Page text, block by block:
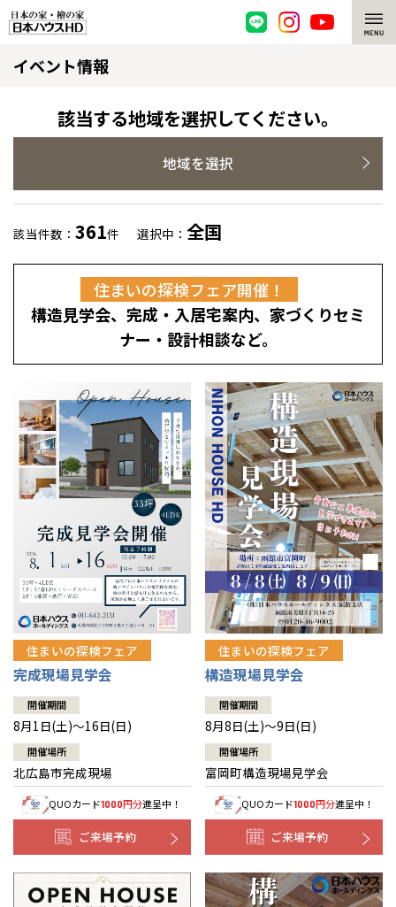
脱炭素・檜の家
環境にやさしい、脱炭素社会の住宅
耐震構造
高耐久住宅
高断熱・高気密の家
エネルギー自給自足
感謝訪問・長期保証
直営工事
1メーターモジュール
冷暖房標準装備
24時間対応コールセンター
デザイン賞各種受賞
セントラルヒーティング
選ばれる理由
檜の魅力 トップ
檜と日本人
1000年を超えて生きる檜
知られざる檜の効果・作用
理想の木材「檜」
注文住宅
グレートステージ
平屋の家
外観・インテリア集
暮らし方提案
住まいのコラム
住まいのお手入れ集
リフォーム トップ
選ばれる理由
リフォームの流れ
介護保険利用で快適リフォーム
賃貸併用住宅のメリット
安心のサポートシステム
展示場案内
分譲住宅・土地
分譲マンション
分譲マンション トップ
ワザックとは
高い信頼性
安心の管理体制
ギャラリー
会社情報
会社情報 トップ
ニュースリリース
代表ごあいさつ
企業理念
会社概要
事業部紹介
IR情報
お問い合わせ
会員サイト
イベント情報
該当する地域を選択してください。
地域を選択
該当件数： 361件 選択中： 全国
住まいの探検フェア開催！
構造見学会、完成・入居宅案内、家づくりセミ
ナー・設計相談など。
住まいの探検フェア
完成現場見学会
開催期間
8月1日(土)～16日(日)
開催場所
北広島市完成現場
QUOカード1000円分進呈中！
ご来場予約
住まいの探検フェア
構造現場見学会
開催期間
8月8日(土)～9日(日)
開催場所
富岡町構造現場見学会
QUOカード1000円分進呈中！
ご来場予約